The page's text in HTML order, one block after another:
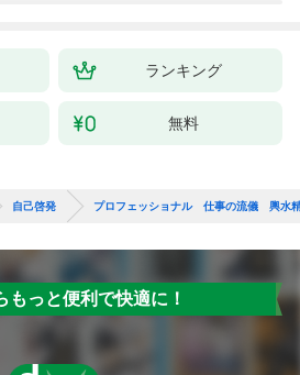
ランキング
無料
自己啓発 プロフェッショナル 仕事の流儀 輿水
もっと便利で快適に！